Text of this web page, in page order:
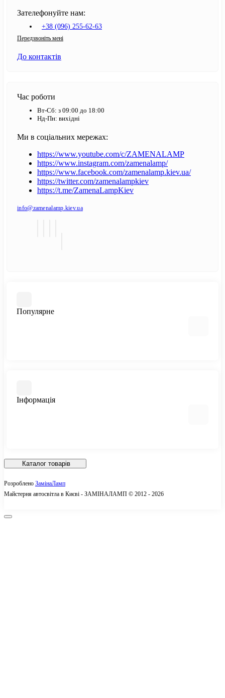
Зателефонуйте нам:
+38 (096) 255-62-63
Передзвоніть мені
До контактів
Час роботи
Вт-Сб: з 09:00 до 18:00
Нд-Пн: вихідні
Ми в соціальних мережах:
https://www.youtube.com/c/ZAMENALAMP
https://www.instagram.com/zamenalamp/
https://www.facebook.com/zamenalamp.kiev.ua/
https://twitter.com/zamenalampkiev
https://t.me/ZamenaLampKiev
info@zamenalamp.kiev.ua
Популярне
Бронювання фар плівкою
Інформація
Доставка
Оплата
Каталог товарів
Розроблено ЗамінаЛамп
Майстерня автосвітла в Києві - ЗАМІНАЛАМП © 2012 - 2026